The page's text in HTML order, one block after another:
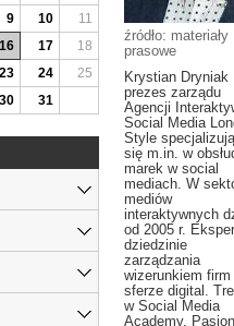
źródło: materiały
prasowe
Krystian Dryniak
prezes zarządu
Agencji
Social Media
Style
się m.in. w
marek w social
mediach. W
mediów
interaktywnych
od 2005 r.
dziedzinie
zarządzania
wizerunkiem firm
sferze digital.
w Social Media
Academy.
9 10
11
16 17
18
23 24
25
30 31